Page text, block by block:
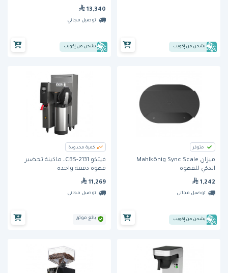
يشحن من إكويب
13,340
توصيل مجاني
يشحن من إكويب
متوفر
ميزان Mahlkönig Sync Scale
الذكي للقهوة
1,242
توصيل مجاني
يشحن من إكويب
كمية محدودة
فيتكو CBS-2131، ماكينة تحضير
قهوة دفعة واحدة
11,269
توصيل مجاني
بائع موثق